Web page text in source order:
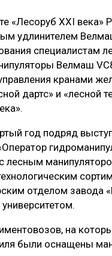
МЕБЕЛЬНОЕ
«Лесоруб XXI века»
удлинителем
специалистам
Велмаш
кранами
дартс» и «лесной
год подряд
лесным
отделом завода
на
были оснащены